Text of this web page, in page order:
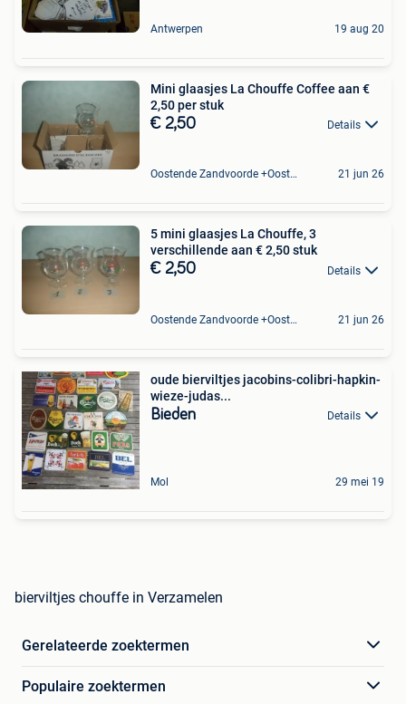
Antwerpen 19 aug 20
Mini glaasjes La Chouffe Coffee aan €
2,50 per stuk
€ 2,50 Details
Oostende Zandvoorde +Oostende 21 jun 26
5 mini glaasjes La Chouffe, 3
verschillende aan € 2,50 stuk
€ 2,50 Details
Oostende Zandvoorde +Oostende 21 jun 26
oude bierviltjes jacobins-colibri-hapkin-
wieze-judas...
Bieden Details
Mol 29 mei 19
bierviltjes chouffe in Verzamelen
Gerelateerde zoektermen
Populaire zoektermen